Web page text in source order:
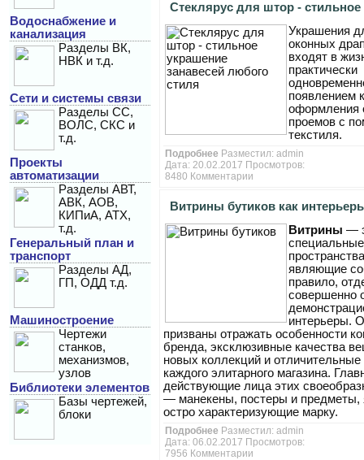
Водоснабжение и
канализация
Разделы ВК,
НВК и т.д.
Сети и системы связи
Разделы СС,
ВОЛС, СКС и
т.д.
Проекты
автоматизации
Разделы АВТ,
АВК, АОВ,
КИПиА, АТХ,
т.д.
Генеральный план и
транспорт
Разделы АД,
ГП, ОДД т.д.
Машиностроение
Чертежи
станков,
механизмов,
узлов
Библиотеки элементов
Базы чертежей,
блоки
Стеклярус для штор - стильное
украшение занавесей любого
Украшения
оконных
входят в
практически
появлением
оформления
проемов с
текстиля.
Подробнее Разместил: admin
Дата: 20.02.2017 Просмотров:
8480 Комментарии
Витрины бутиков как
брендов
Витрины —
специальные
являющие
правило,
совершенно
интерьеры.
призваны отражать особенности
бренда, эксклюзивные качества
новых коллекций и
каждого элитарного магазина.
действующие лица этих
— манекены, постеры и предметы,
остро характеризующие марку.
Подробнее Разместил: admin
Дата: 06.02.2017 Просмотров:
7956 Комментарии